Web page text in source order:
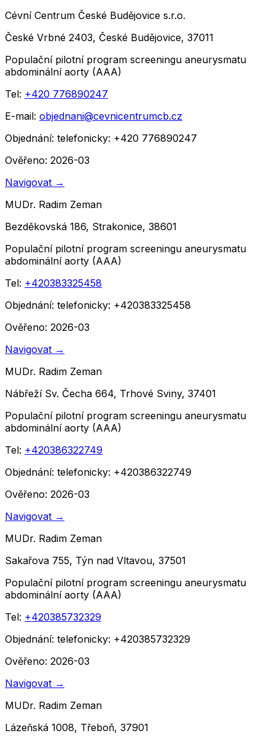
Cévní Centrum České Budějovice s.r.o.
České Vrbné 2403, České Budějovice, 37011
Populační pilotní program screeningu aneurysmatu
abdominální aorty (AAA)
Tel: +420 776890247
E-mail: objednani@cevnicentrumcb.cz
Objednání: telefonicky: +420 776890247
Ověřeno: 2026-03
Navigovat →
MUDr. Radim Zeman
Bezděkovská 186, Strakonice, 38601
Populační pilotní program screeningu aneurysmatu
abdominální aorty (AAA)
Tel: +420383325458
Objednání: telefonicky: +420383325458
Ověřeno: 2026-03
Navigovat →
MUDr. Radim Zeman
Nábřeží Sv. Čecha 664, Trhové Sviny, 37401
Populační pilotní program screeningu aneurysmatu
abdominální aorty (AAA)
Tel: +420386322749
Objednání: telefonicky: +420386322749
Ověřeno: 2026-03
Navigovat →
MUDr. Radim Zeman
Sakařova 755, Týn nad Vltavou, 37501
Populační pilotní program screeningu aneurysmatu
abdominální aorty (AAA)
Tel: +420385732329
Objednání: telefonicky: +420385732329
Ověřeno: 2026-03
Navigovat →
MUDr. Radim Zeman
Lázeňská 1008, Třeboň, 37901